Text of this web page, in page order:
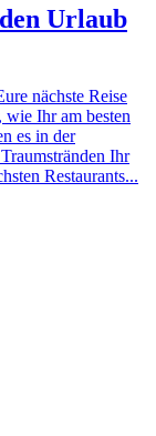
Urlaub
nächste Reise
Ihr am besten
es in der
Ihr
Restaurants...